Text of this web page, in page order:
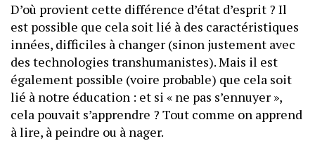
D’où provient cette différence d’état d’esprit ? Il
est possible que cela soit lié à des caractéristiques
innées, difficiles à changer (sinon justement avec
des technologies transhumanistes). Mais il est
également possible (voire probable) que cela soit
lié à notre éducation : et si « ne pas s’ennuyer »,
cela pouvait s’apprendre ? Tout comme on apprend
à lire, à peindre ou à nager.